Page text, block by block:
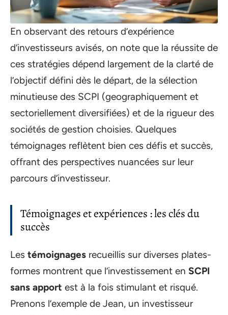
En observant des retours d’expérience
d’investisseurs avisés, on note que la réussite de
ces stratégies dépend largement de la clarté de
l’objectif défini dès le départ, de la sélection
minutieuse des SCPI (geographiquement et
sectoriellement diversifiées) et de la rigueur des
sociétés de gestion choisies. Quelques
témoignages reflètent bien ces défis et succès,
offrant des perspectives nuancées sur leur
parcours d’investisseur.
Témoignages et expériences : les clés du
succès
Les témoignages recueillis sur diverses plates-
formes montrent que l’investissement en SCPI
sans apport est à la fois stimulant et risqué.
Prenons l’exemple de Jean, un investisseur